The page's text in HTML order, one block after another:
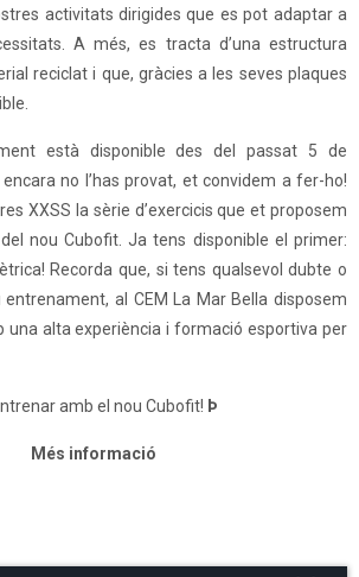
activitats dirigides que es pot adaptar a
A més, es tracta d’una estructura
reciclat i que, gràcies a les seves plaques
està disponible des del passat 5 de
no l’has provat, et convidem a fer-ho!
XXSS la sèrie d’exercicis que et proposem
nou Cubofit. Ja tens disponible el primer:
Recorda que, si tens qualsevol dubte o
al CEM La Mar Bella disposem
una alta experiència i formació esportiva per
amb el nou Cubofit! Þ
Més informació